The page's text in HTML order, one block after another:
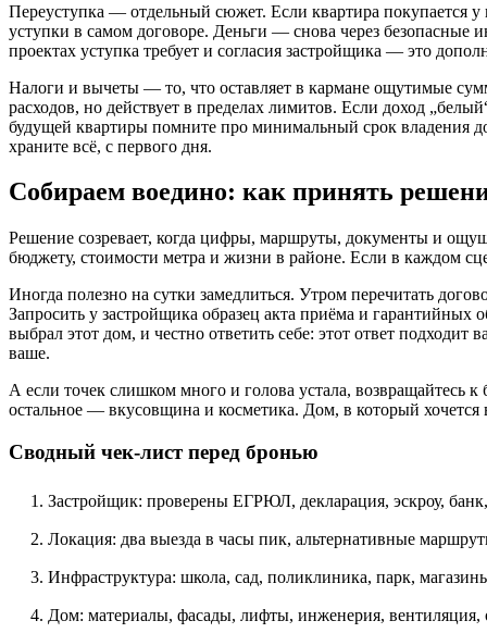
Переуступка — отдельный сюжет. Если квартира покупается у
уступки в самом договоре. Деньги — снова через безопасные
проектах уступка требует и согласия застройщика — это
Налоги и вычеты — то, что оставляет в кармане ощутимые
расходов, но действует в пределах лимитов. Если доход
будущей квартиры помните про минимальный срок владения
храните всё, с первого дня.
Собираем воедино: как принять
Решение созревает, когда цифры, маршруты, документы и
бюджету, стоимости метра и жизни в районе. Если в каждом
Иногда полезно на сутки замедлиться. Утром перечитать
Запросить у застройщика образец акта приёма и гарантийных
выбрал этот дом, и честно ответить себе: этот ответ
ваше.
А если точек слишком много и голова устала, возвращайтесь
остальное — вкусовщина и косметика. Дом, в который хочется
Сводный чек‑лист перед бронью
Застройщик: проверены ЕГРЮЛ, декларация, эскроу,
Локация: два выезда в часы пик, альтернативные
Инфраструктура: школа, сад, поликлиника, парк,
Дом: материалы, фасады, лифты, инженерия, вентиляция,